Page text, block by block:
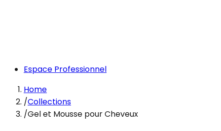
Espace Professionnel
Home
/Collections
/Gel et Mousse pour Cheveux